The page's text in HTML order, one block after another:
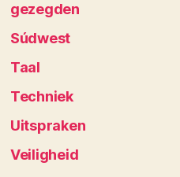
gezegden
Súdwest
Taal
Techniek
Uitspraken
Veiligheid